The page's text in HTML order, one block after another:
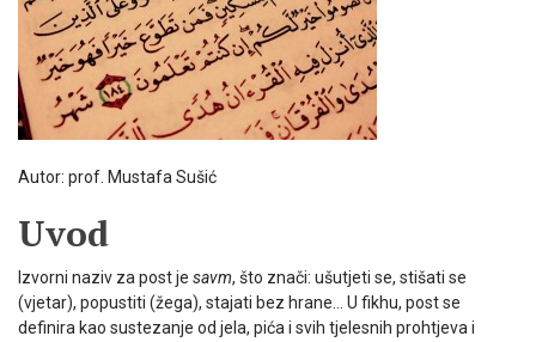
Autor: prof. Mustafa Sušić
Uvod
Izvorni naziv za post je savm, što znači: ušutjeti se, stišati se
(vjetar), popustiti (žega), stajati bez hrane… U fikhu, post se
definira kao sustezanje od jela, pića i svih tjelesnih prohtjeva i